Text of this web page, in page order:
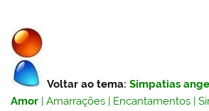
Voltar ao tema:Simpatias
Amor
|Amarrações Encantamentos |